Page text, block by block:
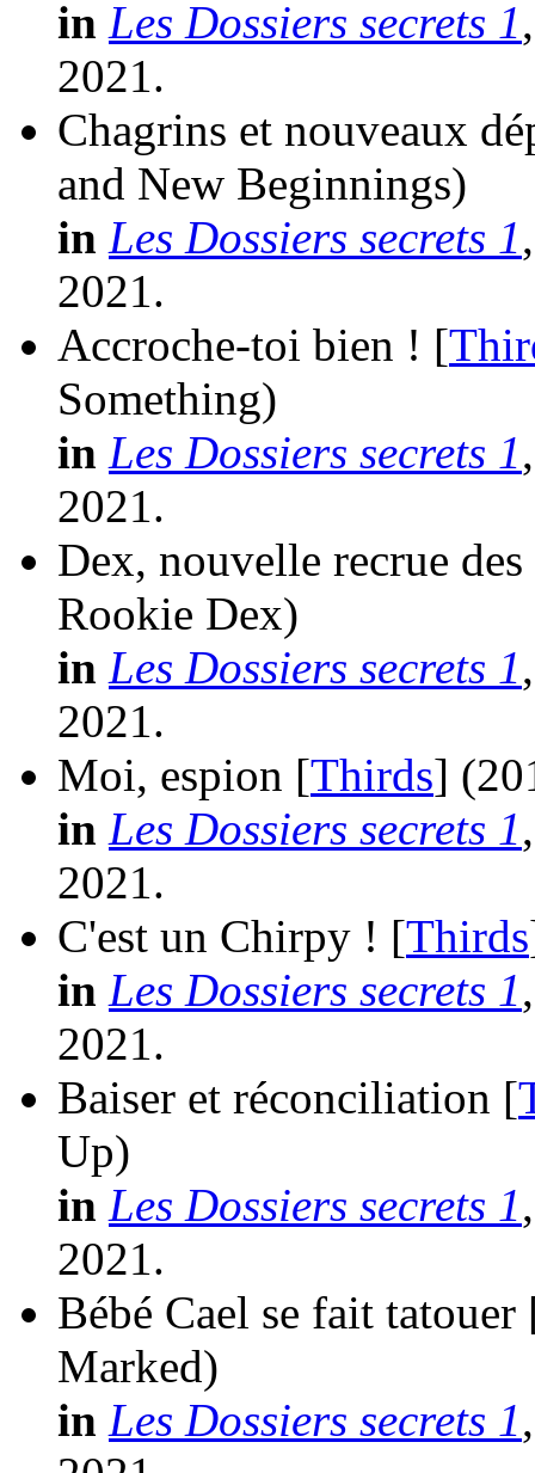
in Les Dossiers secrets 1
2021.
Chagrins et nouveaux
and New Beginnings)
in Les Dossiers secrets 1
2021.
Accroche-toi bien ! [
Something)
in Les Dossiers secrets 1
2021.
Dex, nouvelle recrue
Rookie Dex)
in Les Dossiers secrets 1
2021.
Moi, espion [Thirds]
in Les Dossiers secrets 1
2021.
C'est un Chirpy ! [Thirds
in Les Dossiers secrets 1
2021.
Baiser et réconciliation [
Up)
in Les Dossiers secrets 1
2021.
Bébé Cael se fait tatouer
Marked)
in Les Dossiers secrets 1